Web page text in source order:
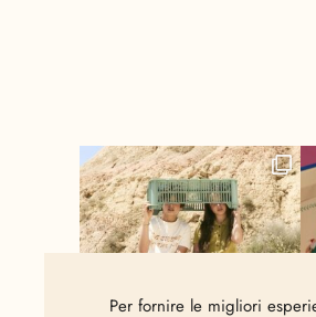
Per fornire le migliori